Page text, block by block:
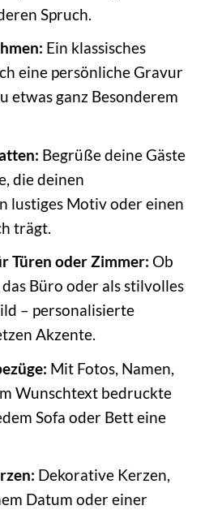
Spruch.
Ein klassisches
eine persönliche Gravur
etwas ganz Besonderem
Begrüße deine Gäste
die deinen
lustiges Motiv oder einen
trägt.
Türen oder Zimmer: Ob
Büro oder als stilvolles
– personalisierte
Akzente.
Mit Fotos, Namen,
Wunschtext bedruckte
Sofa oder Bett eine
Dekorative Kerzen,
Datum oder einer